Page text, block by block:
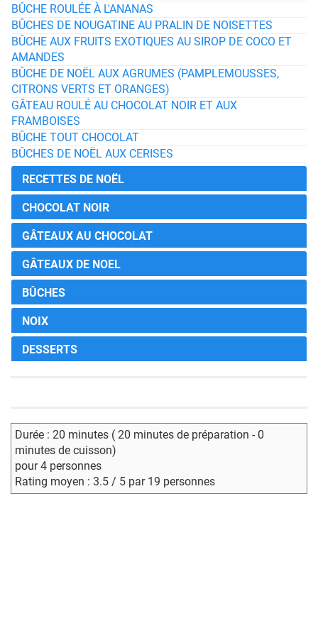
BÛCHE ROULÉE À L'ANANAS
BÛCHES DE NOUGATINE AU PRALIN DE NOISETTES
BÛCHE AUX FRUITS EXOTIQUES AU SIROP DE COCO ET
AMANDES
BÛCHE DE NOËL AUX AGRUMES (PAMPLEMOUSSES,
CITRONS VERTS ET ORANGES)
GÂTEAU ROULÉ AU CHOCOLAT NOIR ET AUX
FRAMBOISES
BÛCHE TOUT CHOCOLAT
BÛCHES DE NOËL AUX CERISES
RECETTES DE NOËL
CHOCOLAT NOIR
GÂTEAUX AU CHOCOLAT
GÂTEAUX DE NOEL
BÛCHES
NOIX
DESSERTS
Durée : 20 minutes ( 20 minutes de préparation - 0
minutes de cuisson)
pour 4 personnes
Rating moyen : 3.5 / 5 par 19 personnes